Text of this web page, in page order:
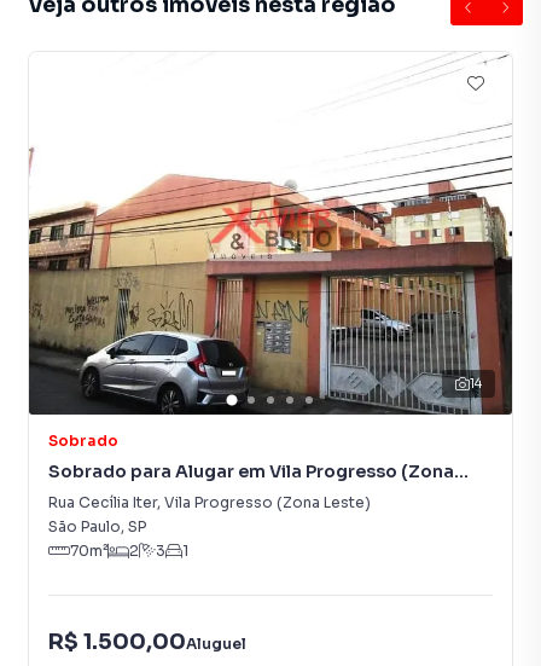
inquilinos.
14
Sobrado
Sobrado para Alugar em Vila Progresso (Zona
Leste)
Rua Cecília Iter, Vila Progresso (Zona Leste)
São Paulo, SP
70m² 2 3 1
R$ 1.500,00Aluguel